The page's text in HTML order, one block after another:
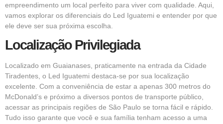
empreendimento um local perfeito para viver com qualidade. Aqui,
vamos explorar os diferenciais do Led Iguatemi e entender por que
ele deve ser sua próxima escolha.
Localização Privilegiada
Localizado em Guaianases, praticamente na entrada da Cidade
Tiradentes, o Led Iguatemi destaca-se por sua localização
excelente. Com a conveniência de estar a apenas 300 metros do
McDonald’s e próximo a diversos pontos de transporte público,
acessar as principais regiões de São Paulo se torna fácil e rápido.
Tudo isso garante que você e sua família tenham acesso a uma